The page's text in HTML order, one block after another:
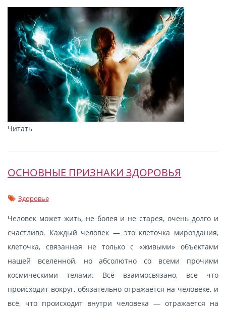
Читать
ОСНОВНЫЕ ПРИЗНАКИ ЗДОРОВЬЯ
Здоровье
Человек может жить, не болея и не старея, очень долго и
счастливо. Каждый человек — это клеточка мироздания,
клеточка, связанная не только с «живыми» объектами
нашей вселенной, но абсолютно со всеми прочими
космическими телами. Всё взаимосвязано, все что
происходит вокруг, обязательно отражается на человеке, и
всё, что происходит внутри человека — отражается на